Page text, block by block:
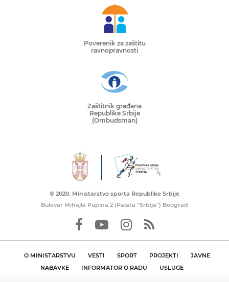
Poverenik za zaštitu
ravnopravnosti
Zaštitnik građana
Republike Srbije
(Ombudsman)
© 2020. Ministarstvo sporta Republike Srbije
Bulevar Mihajla Pupina 2 (Palata “Srbija”) Beograd
O MINISTARSTVU VESTI SPORT PROJEKTI
JAVNE
NABAVKE
INFORMATOR O RADU USLUGE